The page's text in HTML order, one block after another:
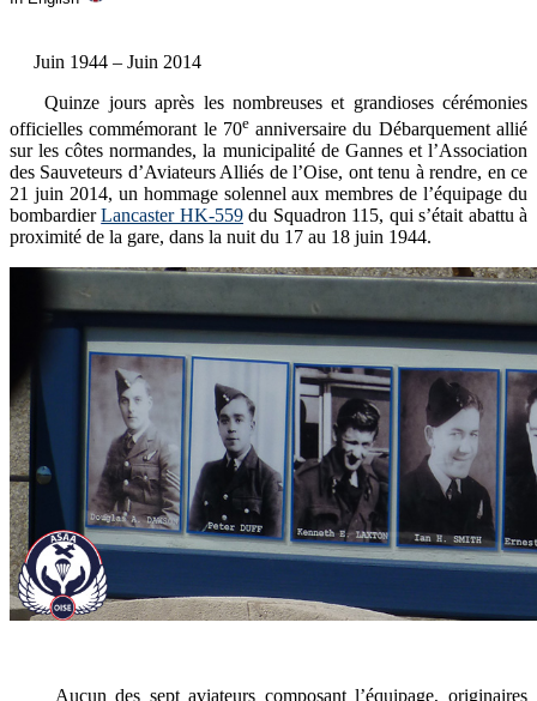
Juin 1944 – Juin 2014
Quinze jours après les nombreuses et grandioses cérémonies
officielles commémorant le 70eanniversaire du Débarquement allié
sur les côtes normandes, la municipalité de Gannes et l’Association
des Sauveteurs d’Aviateurs Alliés de l’Oise, ont tenu à rendre, en ce
21 juin 2014, un hommage solennel aux membres de l’équipage du
bombardierLancaster HK-559 du Squadron 115, qui s’était abattu à
proximité de la gare, dans la nuit du 17 au 18 juin 1944.
Aucun des sept aviateurs composant l’équipage, originaires